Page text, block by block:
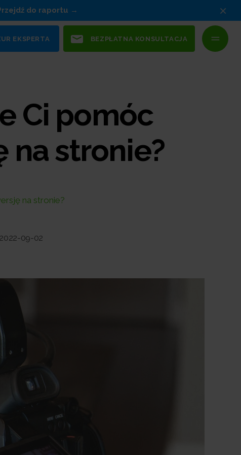
do raportu ×
EKSPERTA BEZPŁATNA KONSULTACJA
Ci pomóc
na stronie?
na stronie?
09-02